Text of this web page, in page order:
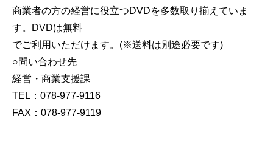
商業者の方の経営に役立つDVDを多数取り揃えていま
す。DVDは無料
でご利用いただけます。(※送料は別途必要です)
○問い合わせ先
経営・商業支援課
TEL：078-977-9116
FAX：078-977-9119